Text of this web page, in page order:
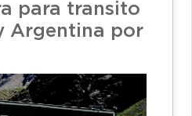
para transito
Argentina por